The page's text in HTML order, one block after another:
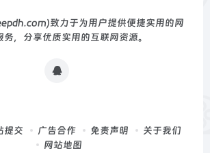
致力于为用户提供便捷实用的网
务，分享优质实用的互联网资源。
提交 广告合作 免责声明
关于我们
网站地图